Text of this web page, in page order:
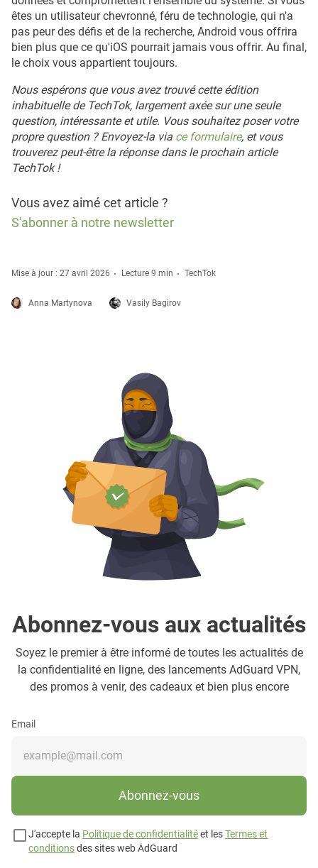
êtes un utilisateur chevronné, féru de technologie, qui n'a
pas peur des défis et de la recherche, Android vous offrira
bien plus que ce qu'iOS pourrait jamais vous offrir. Au final,
le choix vous appartient toujours.
Nous espérons que vous avez trouvé cette édition
inhabituelle de TechTok, largement axée sur une seule
question, intéressante et utile. Vous souhaitez poser votre
propre question ? Envoyez-la via ce formulaire, et vous
trouverez peut-être la réponse dans le prochain article
TechTok !
Vous avez aimé cet article ?
S'abonner à notre newsletter
Mise à jour : 27 avril 2026 Lecture 9 min TechTok
Anna Martynova Vasily Bagirov
Abonnez-vous aux actualités
Soyez le premier à être informé de toutes les actualités de
la confidentialité en ligne, des lancements AdGuard VPN,
des promos à venir, des cadeaux et bien plus encore
Email
Abonnez-vous
J'accepte la Politique de confidentialitéet lesTermes et
conditionsdes sites web AdGuard